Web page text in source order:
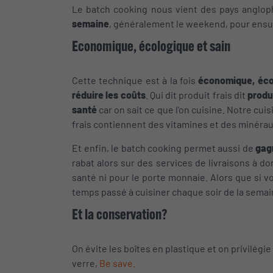
Le batch cooking nous vient des pays
semaine, généralement le weekend, pour
Economique, écologique et sain
Cette technique est à la foiséconomique,
réduire les coûts. Qui dit produit frais dit
santé car on sait ce que l'on cuisine. Notre
frais contiennent des vitamines et des
Et enfin, le batch cooking permet aussi de
rabat alors sur des services de livraisons à
santé ni pour le porte monnaie. Alors que si
temps passé à cuisiner chaque soir de la
Et la conservation?
On évite les boîtes en plastique et on
verre, Be save.